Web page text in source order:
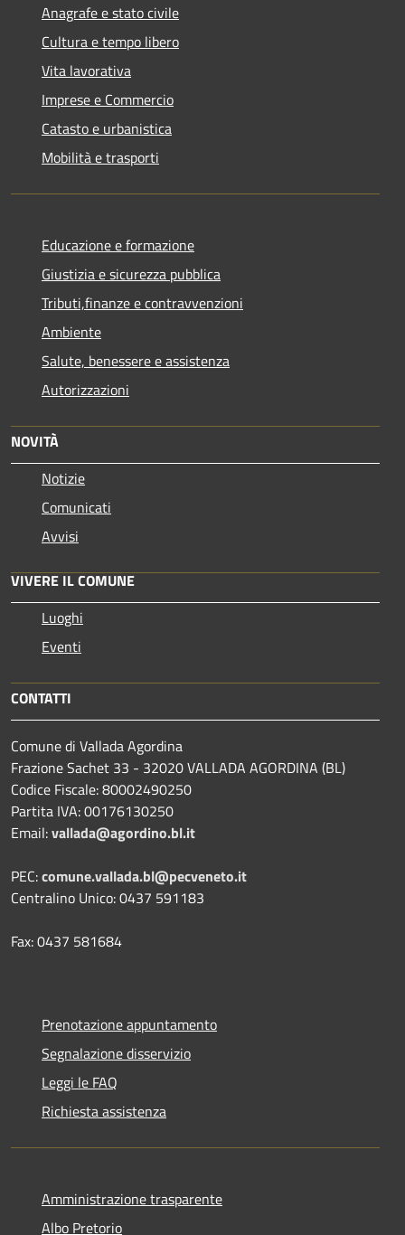
Anagrafe e stato civile
Cultura e tempo libero
Vita lavorativa
Imprese e Commercio
Catasto e urbanistica
Mobilità e trasporti
Educazione e formazione
Giustizia e sicurezza pubblica
Tributi,finanze e contravvenzioni
Ambiente
Salute, benessere e assistenza
Autorizzazioni
NOVITÀ
Notizie
Comunicati
Avvisi
VIVERE IL COMUNE
Luoghi
Eventi
CONTATTI
Comune di Vallada Agordina
Frazione Sachet 33 - 32020 VALLADA AGORDINA (BL)
Codice Fiscale: 80002490250
Partita IVA: 00176130250
Email:vallada@agordino.bl.it
PEC:comune.vallada.bl@pecveneto.it
Centralino Unico: 0437 591183
Fax: 0437 581684
Prenotazione appuntamento
Segnalazione disservizio
Leggi le FAQ
Richiesta assistenza
Amministrazione trasparente
Albo Pretorio